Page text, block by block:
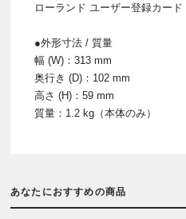
ローランド ユーザー登録カード
●外形寸法 / 質量
幅 (W)：313 mm
奥行き (D)：102 mm
高さ (H)：59 mm
質量：1.2 kg（本体のみ）
あなたにおすすめの商品